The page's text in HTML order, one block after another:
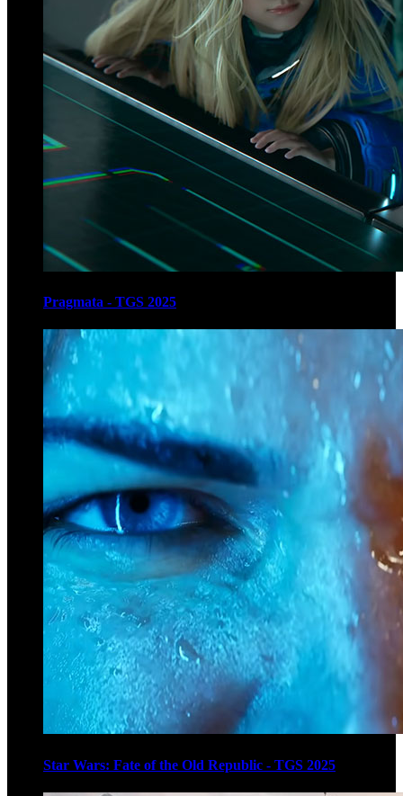
Pragmata - TGS 2025
Star Wars: Fate of the Old Republic - TGS 2025